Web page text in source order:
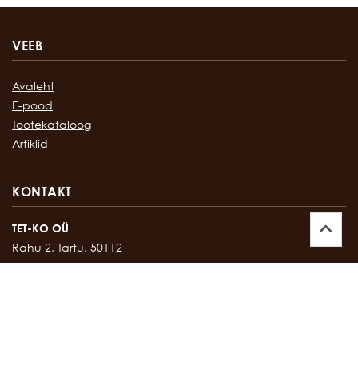
VEEB
Avaleht
E-pood
Tootekataloog
Artiklid
KONTAKT
TET-KO OÜ
Rahu 2, Tartu, 50112
Kontor:747 17 35